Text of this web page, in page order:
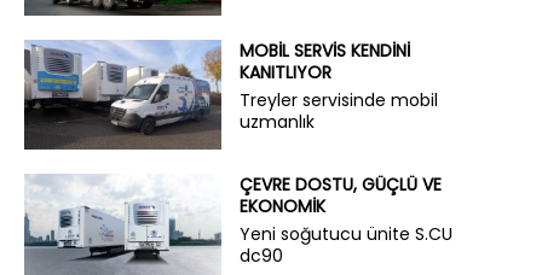
MOBIL SERVIS KENDINI
KANITLIYOR
Treyler servisinde mobil
uzmanlık
ÇEVRE DOSTU, GÜÇLÜ VE
EKONOMİK
Yeni soğutucu ünite S.CU
dc90